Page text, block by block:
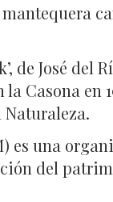
de José
Casona en
Naturaleza.
es una
del